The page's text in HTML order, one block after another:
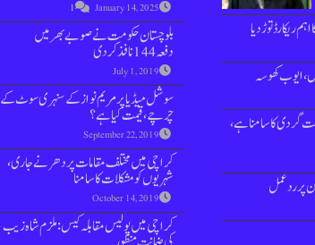
January 14, 2025
1
بلوچستان حکومت نے صوبے بھر میں
دفعہ 144 نافذ کردی
July 1, 2019
سوشل میڈیا پر مریم نواز کے سنہری سوٹ کے
چرچے، قیمت کیا ہے؟
September 22, 2019
کراچی میں مختلف مقامات پر دھرنے جاری،
شہریوں کو مشکلات کا سامنا
October 14, 2019
کراچی میں پولیس مقابلہ کیس: ملزم شاہ زیب
توڑ دیا
ایوب کھوسہ
گردی کا سامنا ہے،
پر ردعمل